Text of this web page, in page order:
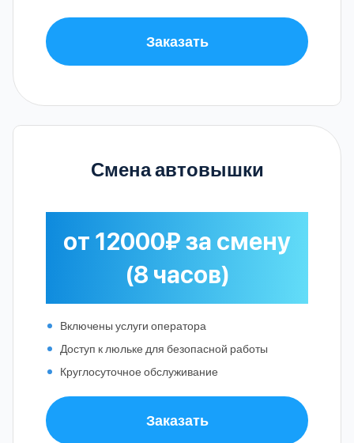
Заказать
Смена автовышки
от 12000₽ за смену
(8 часов)
Включены услуги оператора
Доступ к люльке для безопасной работы
Круглосуточное обслуживание
Заказать